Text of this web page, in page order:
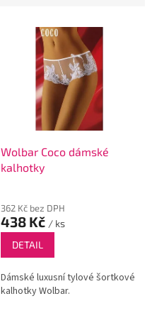
Wolbar Coco dámské
kalhotky
362 Kč bez DPH
438 Kč / ks
DETAIL
Dámské luxusní tylové šortkové
kalhotky Wolbar.